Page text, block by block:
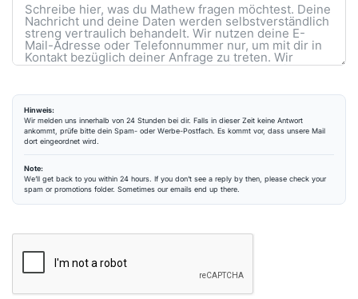
Hinweis:
Wir melden uns innerhalb von 24 Stunden bei dir. Falls in dieser Zeit keine Antwort
ankommt, prüfe bitte dein Spam- oder Werbe-Postfach. Es kommt vor, dass unsere Mail
dort eingeordnet wird.
Note:
We’ll get back to you within 24 hours. If you don’t see a reply by then, please check your
spam or promotions folder. Sometimes our emails end up there.